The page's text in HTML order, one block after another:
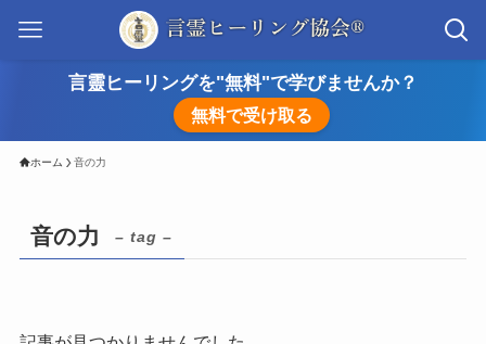
言靈ヒーリングを"無料"で学びませんか？
無料で受け取る
ホーム 音の力
音の力 – tag –